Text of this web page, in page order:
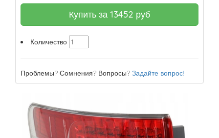
Купить за 13452 руб
Количество
Проблемы? Сомнения? Вопросы? Задайте вопрос!